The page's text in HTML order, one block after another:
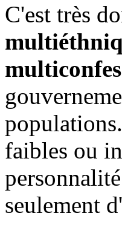
C'est très
faibles ou
seulement